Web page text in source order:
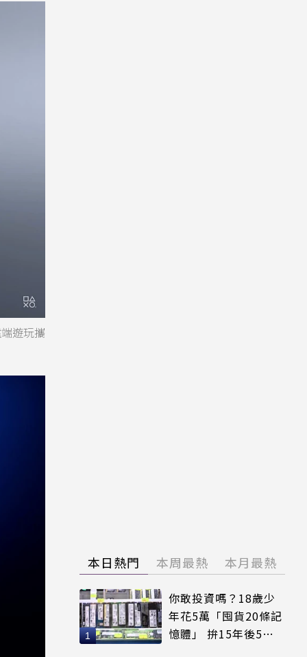
遊玩攜
本日熱門 本周最熱 本月最熱
你敢投資嗎？18歲少
年花5萬「囤貨20條記
憶體」 拚15年後5倍